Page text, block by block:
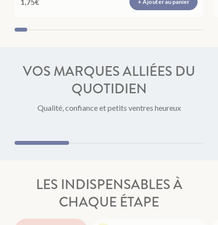
1,75€ + Ajouter au panier
VOS MARQUES ALLIÉES DU
QUOTIDIEN
Qualité, confiance et petits ventres heureux
Good Goût
LES INDISPENSABLES À
CHAQUE ÉTAPE